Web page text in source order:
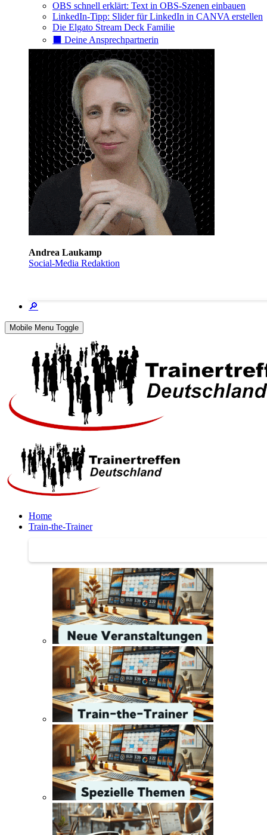
OBS schnell erklärt: Text in OBS-Szenen einbauen
LinkedIn-Tipp: Slider für LinkedIn in CANVA erstellen
Die Elgato Stream Deck Familie
⬛️ Deine Ansprechpartnerin
Andrea Laukamp
Social-Media Redaktion
🔎
Mobile Menu Toggle
Home
Train-the-Trainer